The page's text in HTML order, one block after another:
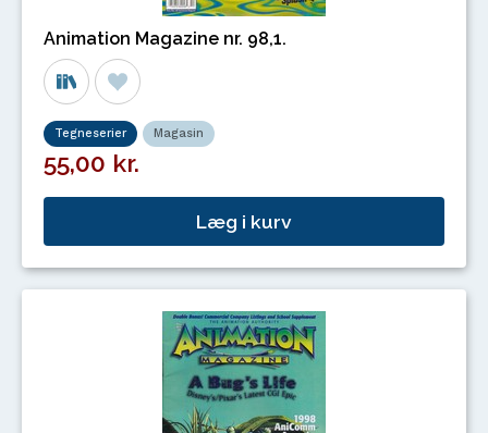
Animation Magazine nr. 98,1.
Tegneserier Magasin
55,00 kr.
Læg i kurv